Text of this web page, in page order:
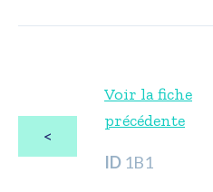
<
Voir la fiche
précédente
ID 1B1